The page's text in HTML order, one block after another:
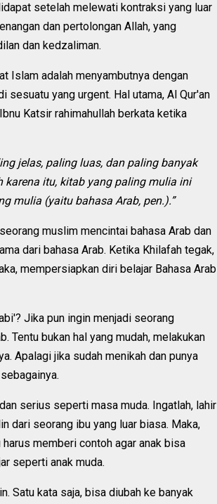
setelah melewati kontraksi yang luar
dan pertolongan Allah, yang
dan kedzaliman.
Islam adalah menyambutnya dengan
sesuatu yang urgent. Hal utama, Al Qur'an
Katsir rahimahullah berkata ketika
jelas, paling luas, dan paling banyak
karena itu, kitab yang paling mulia ini
mulia (yaitu bahasa Arab, pen.).”
muslim mencintai bahasa Arab dan
dari bahasa Arab. Ketika Khilafah tegak,
mempersiapkan diri belajar Bahasa Arab
Jika pun ingin menjadi seorang
Tentu bukan hal yang mudah, melakukan
Apalagi jika sudah menikah dan punya
serius seperti masa muda. Ingatlah, lahir
dari seorang ibu yang luar biasa. Maka,
memberi contoh agar anak bisa
seperti anak muda.
Satu kata saja, bisa diubah ke banyak